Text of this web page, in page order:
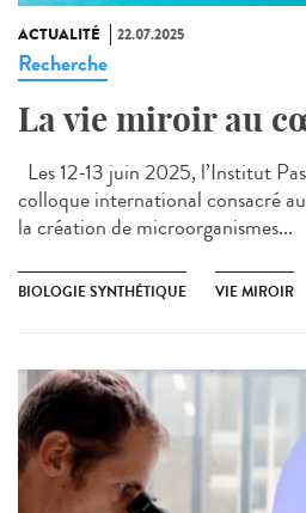
ACTUALITÉ 22.07.2025
Recherche
La vie miroir au
Les 12-13 juin 2025, l’Institut
colloque international consacré
la création de microorganismes...
BIOLOGIE SYNTHÉTIQUE VIE MIROIR